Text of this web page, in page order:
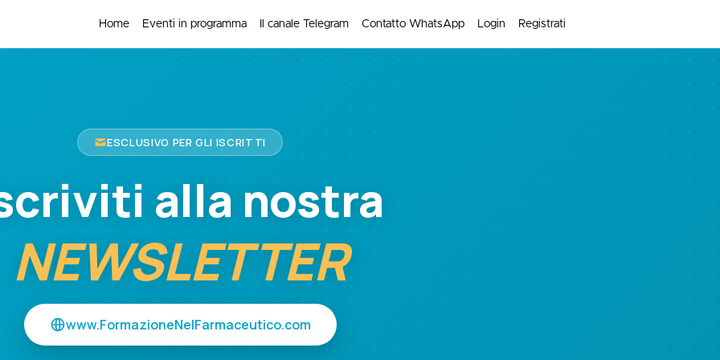
Home Eventi in programma Il canale Telegram Contatto WhatsApp Login Registrati
ESCLUSIVO PER GLI ISCRITTI
alla nostra
NEWSLETTER
www.FormazioneNelFarmaceutico.com